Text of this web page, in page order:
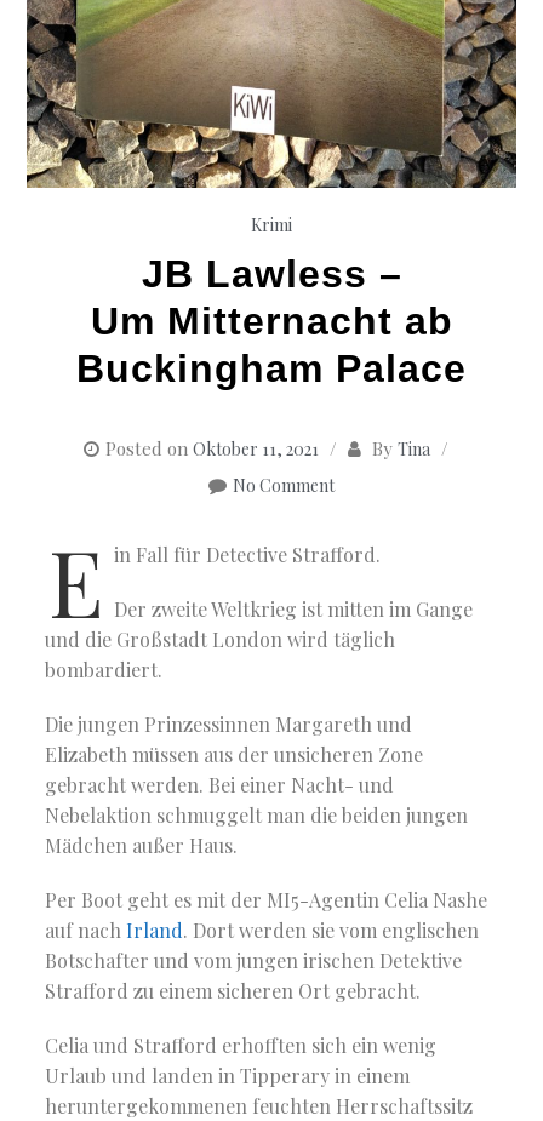
Krimi
JB Lawless –
Um Mitternacht ab
Buckingham Palace
Posted on Oktober 11, 2021 By Tina
No Comment
E in Fall für Detective Strafford.
Der zweite Weltkrieg ist mitten im Gange
und die Großstadt London wird täglich
bombardiert.
Die jungen Prinzessinnen Margareth und
Elizabeth müssen aus der unsicheren Zone
gebracht werden. Bei einer Nacht- und
Nebelaktion schmuggelt man die beiden jungen
Mädchen außer Haus.
Per Boot geht es mit der MI5-Agentin Celia Nashe
auf nach Irland. Dort werden sie vom englischen
Botschafter und vom jungen irischen Detektive
Strafford zu einem sicheren Ort gebracht.
Celia und Strafford erhofften sich ein wenig
Urlaub und landen in Tipperary in einem
heruntergekommenen feuchten Herrschaftssitz